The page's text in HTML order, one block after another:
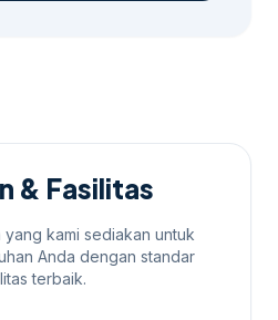
& Fasilitas
yang kami sediakan untuk
Anda dengan standar
terbaik.